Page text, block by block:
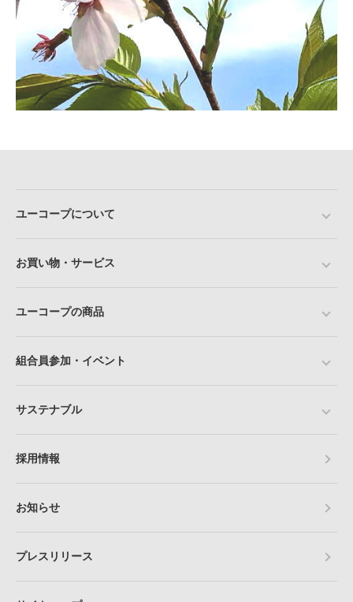
ユーコープについて
お買い物・サービス
ユーコープの商品
組合員参加・イベント
サステナブル
採用情報
お知らせ
プレスリリース